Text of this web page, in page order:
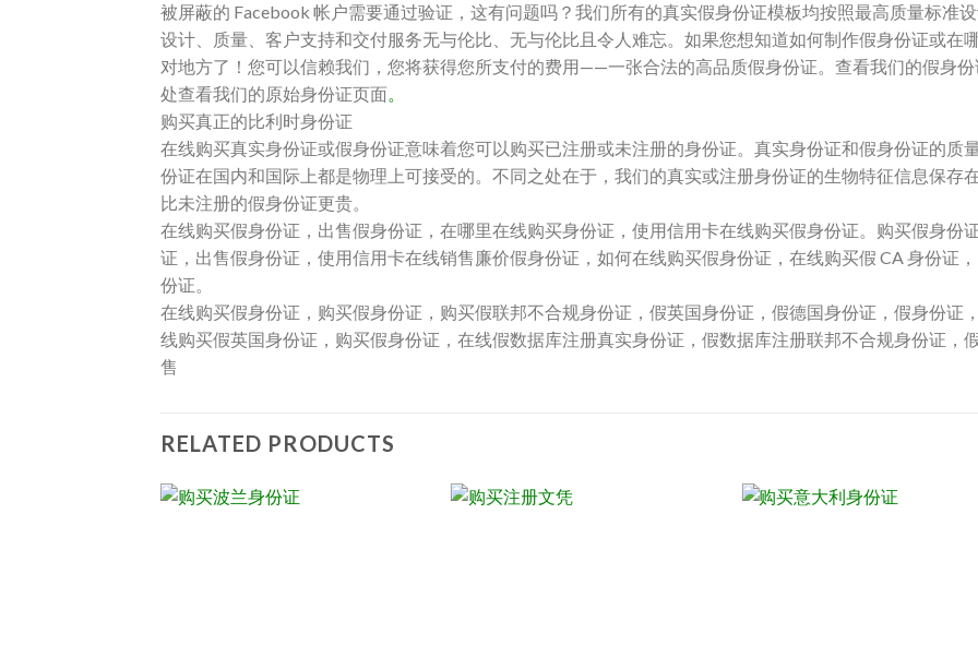
被屏蔽的 Facebook 帐户需要通过验证，这有问题吗？我们所有的真实假身份证模板均按照最高质量标准
设计、质量、客户支持和交付服务无与伦比、无与伦比且令人难忘。如果您想知道如何制作假身份证或在
对地方了！您可以信赖我们，您将获得您所支付的费用——一张合法的高品质假身份证。查看我们的假身
处查看我们的原始身份证页面。
购买真正的比利时身份证
在线购买真实身份证或假身份证意味着您可以购买已注册或未注册的身份证。真实身份证和假身份证的质
份证在国内和国际上都是物理上可接受的。不同之处在于，我们的真实或注册身份证的生物特征信息保存
比未注册的假身份证更贵。
在线购买假身份证，出售假身份证，在哪里在线购买身份证，使用信用卡在线购买假身份证。购买假身份
证，出售假身份证，使用信用卡在线销售廉价假身份证，如何在线购买假身份证，在线购买假 CA 身份证
份证。
在线购买假身份证，购买假身份证，购买假联邦不合规身份证，假英国身份证，假德国身份证，假身份证
线购买假英国身份证，购买假身份证，在线假数据库注册真实身份证，假数据库注册联邦不合规身份证，
售
RELATED PRODUCTS